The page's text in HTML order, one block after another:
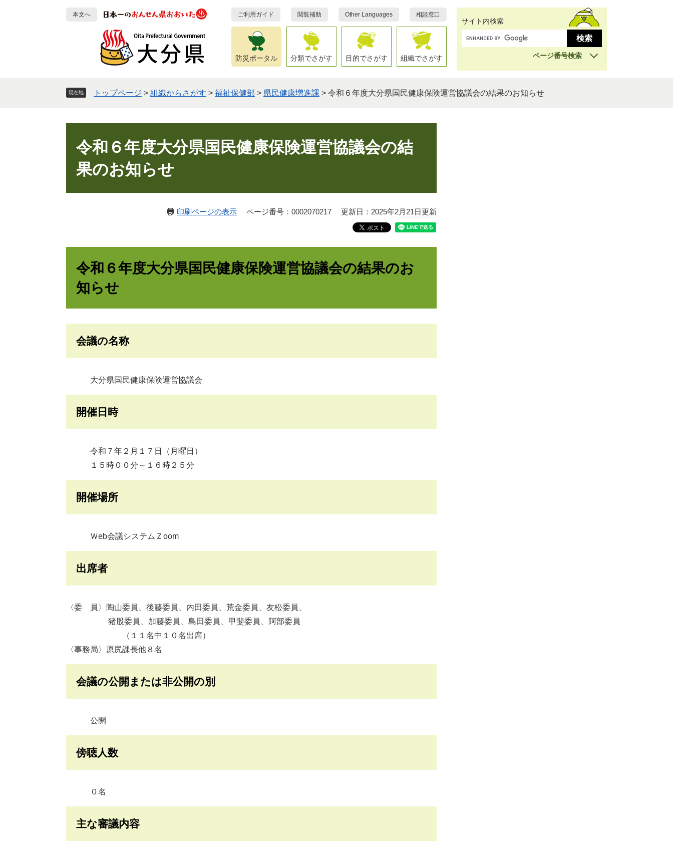
本文へ ご利用ガイド 閲覧補助 Other Languages 相談窓口
防災ポータル 分類でさがす 目的でさがす 組織でさがす
サイト内検索
ページ番号検索
現在地 トップページ > 組織からさがす > 福祉保健部 > 県民健康増進課 > 令和６年度大分県国民健康保険運営協議会の結果のお知らせ
令和６年度大分県国民健康保険運営協議会の結
果のお知らせ
印刷ページの表示 ページ番号：0002070217 更新日：2025年2月21日更新
令和６年度大分県国民健康保険運営協議会の結果のお
知らせ
会議の名称
大分県国民健康保険運営協議会
開催日時
令和７年２月１７日（月曜日）
１５時００分～１６時２５分
開催場所
Ｗeb会議システムＺoom
出席者
〈委 員〉陶山委員、後藤委員、内田委員、荒金委員、友松委員、
猪股委員、加藤委員、島田委員、甲斐委員、阿部委員
（１１名中１０名出席）
〈事務局〉原尻課長他８名
会議の公開または非公開の別
公開
傍聴人数
０名
主な審議内容